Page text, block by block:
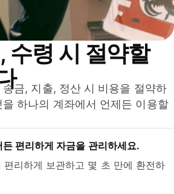
수령 시 절약할
금, 지출, 정산 시 비용을 절약하
하나의 계좌에서 언제든 이용할
편리하게 자금을 관리하세요.
편리하게 보관하고 몇 초 만에 환전하